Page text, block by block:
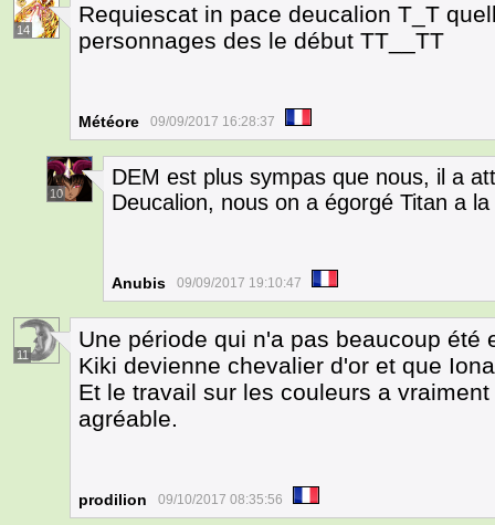
14
Requiescat in pace deucalion T_T
personnages des le début TT__TT
Météore 09/09/2017 16:28:37
10
DEM est plus sympas que nous, il a
Deucalion, nous on a égorgé Titan a
Anubis 09/09/2017 19:10:47
11
Une période qui n'a pas beaucoup été
Kiki devienne chevalier d'or et que
Et le travail sur les couleurs a
agréable.
prodilion 09/10/2017 08:35:56